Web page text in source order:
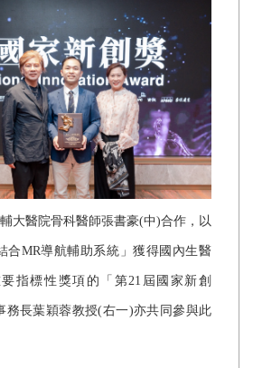
大醫院骨科醫師張書豪(中)合作，以
合MR導航輔助系統」獲得國內生醫
指標性獎項的「第21屆國家新創
務長葉穎蓉教授(右一)亦共同參與此